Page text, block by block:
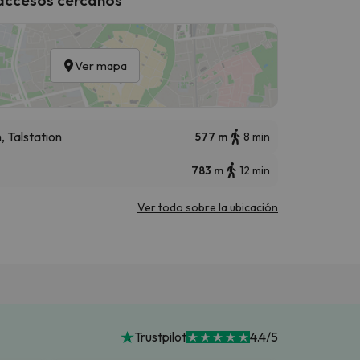
Ver mapa
Talstation 577 m 8 min
783 m 12 min
Ver todo sobre la ubicación
Trustpilot 4.4/5